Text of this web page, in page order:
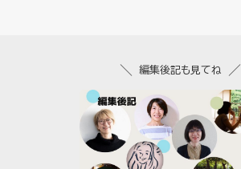
編集後記も見てね